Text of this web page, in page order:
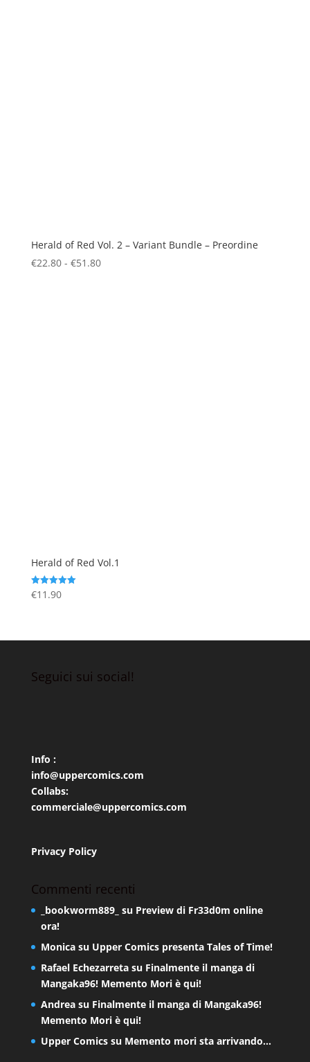
Herald of Red Vol. 2 – Variant Bundle – Preordine
€22.80 - €51.80Fascia
Herald of Red Vol.1
Valutato
5.00
€11.90
Seguici sui social!
Info :
info@uppercomics.com
Collabs:
commerciale@uppercomics.com
Privacy Policy
Commenti recenti
_bookworm889_ su Preview di Fr33d0m online
ora!
Monicasu Upper Comics presenta Tales of Time!
Rafael Echezarretasu Finalmente il manga di
Mangaka96! Memento Mori è qui!
Andreasu Finalmente il manga di Mangaka96!
Memento Mori è qui!
Upper Comicssu Memento mori sta arrivando…